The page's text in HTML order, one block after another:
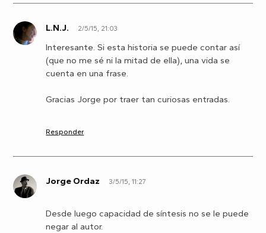
L L.N.J. 2/5/15, 21:03
Interesante. Si esta historia se puede contar así
(que no me sé ni la mitad de ella), una vida se
cuenta en una frase.
Gracias Jorge por traer tan curiosas entradas.
Responder
J Jorge Ordaz 3/5/15, 11:27
Desde luego capacidad de síntesis no se le puede
negar al autor.